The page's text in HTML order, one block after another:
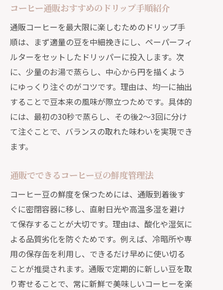
コーヒー通販おすすめのドリップ手順紹介
通販コーヒーを最大限に楽しむためのドリップ手
順は、まず適量の豆を中細挽きにし、ペーパーフィ
ルターをセットしたドリッパーに投入します。次
に、少量のお湯で蒸らし、中心から円を描くよう
にゆっくり注ぐのがコツです。理由は、均一に抽出
することで豆本来の風味が際立つためです。具体的
には、最初の30秒で蒸らし、その後2～3回に分け
て注ぐことで、バランスの取れた味わいを実現でき
ます。
通販でできるコーヒー豆の鮮度管理法
コーヒー豆の鮮度を保つためには、通販到着後す
ぐに密閉容器に移し、直射日光や高温多湿を避け
て保存することが大切です。理由は、酸化や湿気に
よる品質劣化を防ぐためです。例えば、冷暗所や専
用の保存缶を利用し、できるだけ早めに使い切る
ことが推奨されます。通販で定期的に新しい豆を取
り寄せることで、常に新鮮で美味しいコーヒーを楽